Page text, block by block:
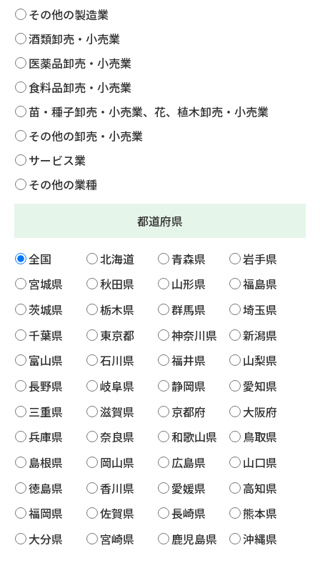
その他の製造業
酒類卸売・小売業
医薬品卸売・小売業
食料品卸売・小売業
苗・種子卸売・小売業、花、植木卸売・小売業
その他の卸売・小売業
サービス業
その他の業種
都道府県
全国 北海道 青森県
岩手県
宮城県
秋田県 山形県
福島県
茨城県
栃木県 群馬県
埼玉県
千葉県
東京都 神奈川県
新潟県
富山県
石川県 福井県
山梨県
長野県
岐阜県 静岡県
愛知県
三重県
滋賀県 京都府
大阪府
兵庫県
奈良県 和歌山県
鳥取県
島根県
岡山県 広島県
山口県
徳島県
香川県 愛媛県
高知県
福岡県
佐賀県 長崎県
熊本県
大分県
宮崎県 鹿児島県 沖縄県